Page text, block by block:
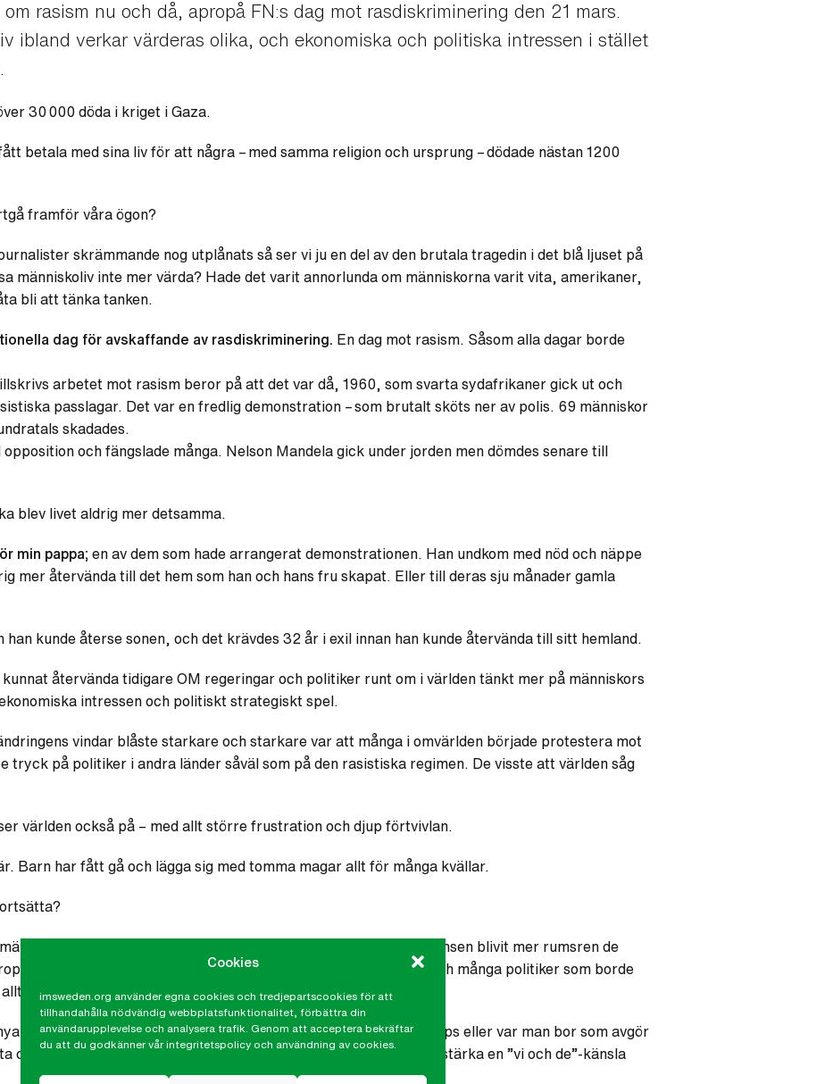
Cookies
imsweden.org använder egna cookies och tredjepartscookies för att
tillhandahålla nödvändig webbplatsfunktionalitet, förbättra din
användarupplevelse och analysera trafik. Genom att acceptera bekräftar
du att du godkänner vår integritetspolicy och användning av cookies.
rasism nu och då, apropå FN:s dag mot rasdiskriminering den 21 mars.
ibland verkar värderas olika, och ekonomiska och politiska intressen i stället
30 000 döda i kriget i Gaza.
betala med sina liv för att några – med samma religion och ursprung – dödade nästan 1200
framför våra ögon?
skrämmande nog utplånats så ser vi ju en del av den brutala tragedin i det blå ljuset på
människoliv inte mer värda? Hade det varit annorlunda om människorna varit vita, amerikaner,
bli att tänka tanken.
dag för avskaffande av rasdiskriminering.
En dag mot rasism. Såsom alla dagar borde
arbetet mot rasism beror på att det var då, 1960, som svarta sydafrikaner gick ut och
passlagar.
Det var en fredlig demonstration – som brutalt sköts ner av polis. 69 människor
skadades.
och fängslade många. Nelson Mandela gick under jorden men dömdes senare till
blev livet aldrig mer detsamma.
min pappa; en av dem som hade arrangerat demonstrationen. Han undkom med nöd och näppe
mer återvända till det hem som han och hans fru skapat. Eller till deras sju månader gamla
kunde återse sonen, och det krävdes 32 år i exil innan han kunde återvända till sitt hemland.
kunnat återvända tidigare OM regeringar och politiker runt om i världen tänkt mer på människors
intressen och politiskt strategiskt spel.
vindar blåste starkare och starkare var att många i omvärlden började protestera mot
tryck på politiker i andra länder såväl som på den rasistiska regimen. De visste att världen såg
världen också på – med allt större frustration och djup förtvivlan.
Barn har fått gå och lägga sig med tomma magar allt för många kvällar.
har aldrig gjort.
Vi oroas över hur rasismen och intoleransen blivit mer rumsren de
i Sverige.
Den finns idag inne i våra folkvalda församlingar. Och många politiker som borde
för tysta.
säkerhetslaggöra att det blir utseende och hudfärg, klädstil/keps eller var man bor som avgör
och misstänkliggjorda. Visitationerna kan kränka barnen och förstärka en ”vi och de”-känsla